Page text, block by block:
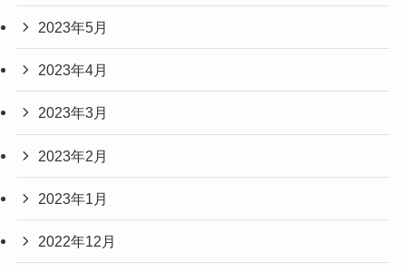
2023年5月
2023年4月
2023年3月
2023年2月
2023年1月
2022年12月